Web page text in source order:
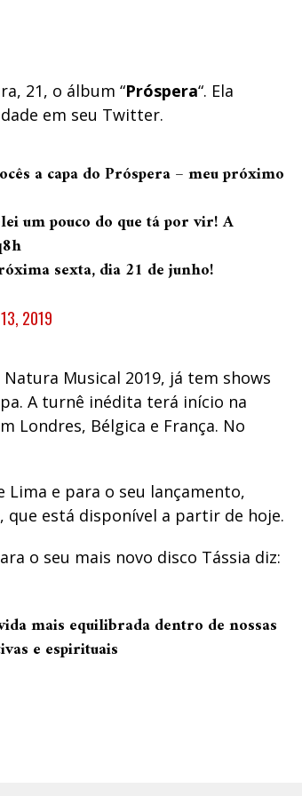
21, o álbum “Próspera“. Ela
em seu Twitter.
a capa do Próspera – meu próximo
um pouco do que tá por vir! A
sexta, dia 21 de junho!
2019
Musical 2019, já tem shows
A turnê inédita terá início na
Londres, Bélgica e França. No
e para o seu lançamento,
, que está disponível a partir de hoje.
o seu mais novo disco Tássia diz:
mais equilibrada dentro de nossas
e espirituais